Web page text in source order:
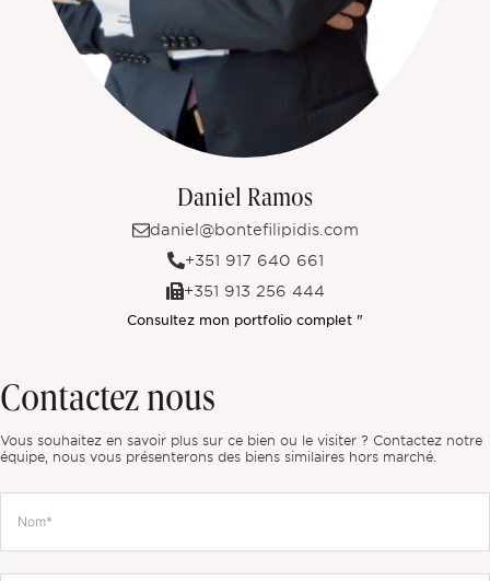
Daniel Ramos
daniel@bontefilipidis.com
+351 917 640 661
+351 913 256 444
Consultez mon portfolio complet "
Contactez nous
Vous souhaitez en savoir plus sur ce bien ou le visiter ? Contactez notre
équipe, nous vous présenterons des biens similaires hors marché.